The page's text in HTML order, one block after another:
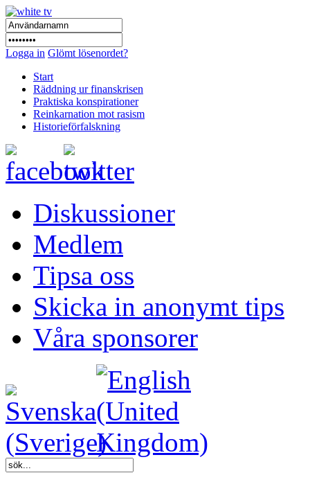
Logga in Glömt lösenordet?
Start
Räddning ur finanskrisen
Praktiska konspirationer
Reinkarnation mot rasism
Historieförfalskning
Diskussioner
Medlem
Tipsa oss
Skicka in anonymt tips
Våra sponsorer